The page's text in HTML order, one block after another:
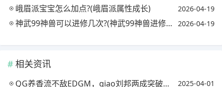
峨眉派宝宝怎么加点?(峨眉派属性成长) 2026-04-19
神武99神兽可以进修几次?(神武99神兽进修后属性) 2026-04-19
相关资讯
QG养香流不敌EDGM，giao刘邦两成突破口，小暖苏烈50%承伤破纪录，如何评价? 2025-04-01